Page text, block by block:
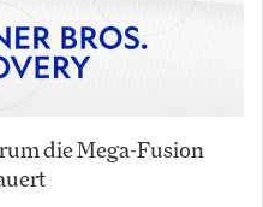
die Mega-Fusion